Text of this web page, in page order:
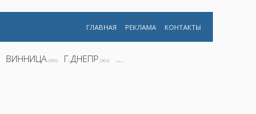
ГЛАВНАЯ РЕКЛАМА КОНТАКТЫ
ВИННИЦА (390) Г.ДНЕПР (362) ...